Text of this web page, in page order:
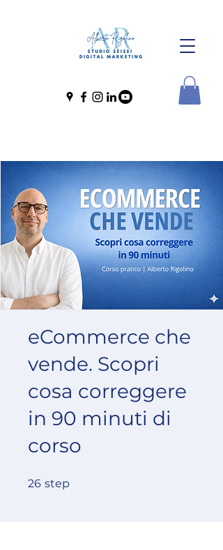
eCommerce che
vende. Scopri
cosa correggere
in 90 minuti di
corso
26 step